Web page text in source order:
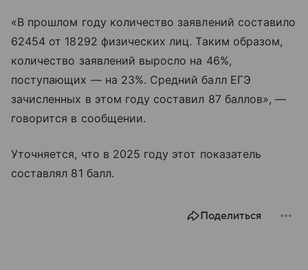
«В прошлом году количество заявлений составило
62454 от 18292 физических лиц. Таким образом,
количество заявлений выросло на 46%,
поступающих — на 23%. Средний балл ЕГЭ
зачисленных в этом году составил 87 баллов», —
говорится в сообщении.
Уточняется, что в 2025 году этот показатель
составлял 81 балл.
Поделиться